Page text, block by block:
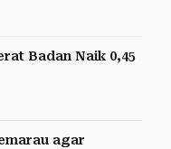
Badan Naik 0,45
agar